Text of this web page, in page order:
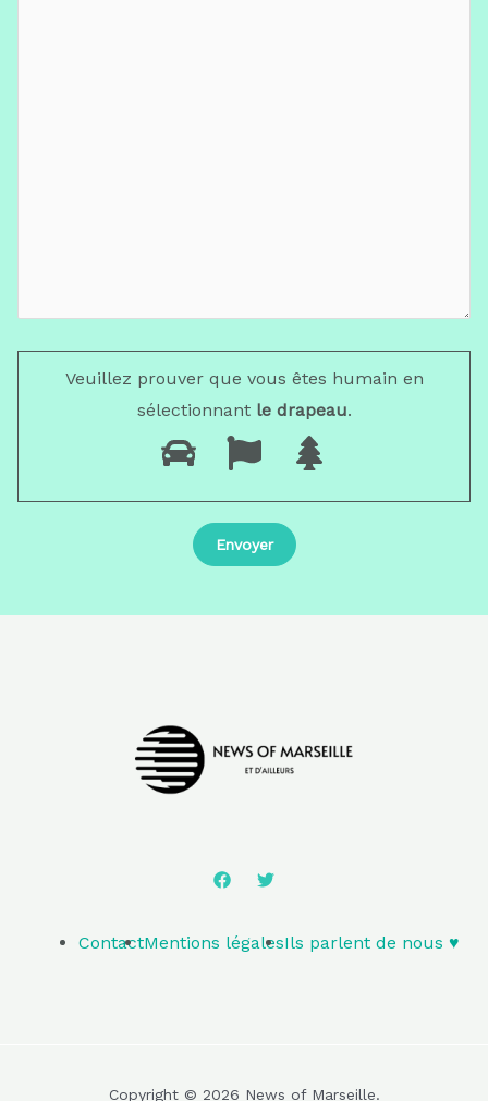
Veuillez prouver que vous êtes humain en
sélectionnantle drapeau.
ContactMentions légalesIls parlent de nous ♥️
Copyright © 2026 News of Marseille.